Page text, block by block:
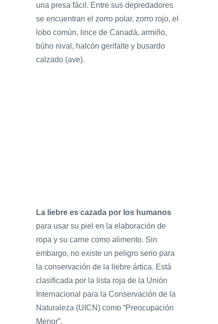
una presa fácil. Entre sus depredadores
se encuentran el zorro polar, zorro rojo, el
lobo común, lince de Canadá, armiño,
búho nival, halcón gerifalte y busardo
calzado (ave).
La liebre es cazada por los humanos
para usar su piel en la elaboración de
ropa y su carne como alimento. Sin
embargo, no existe un peligro serio para
la conservación de la liebre ártica. Está
clasificada por la lista roja de la Unión
Internacional para la Conservación de la
Naturaleza (UICN) como “Preocupación
Menor”.